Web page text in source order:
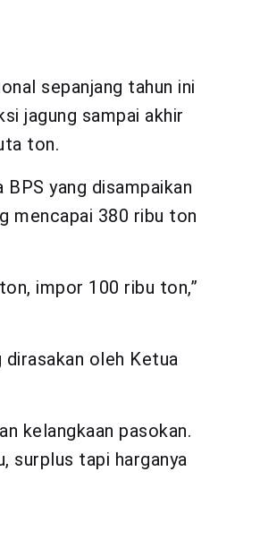
sepanjang tahun ini
jagung sampai akhir
ton.
yang disampaikan
mencapai 380 ribu ton
impor 100 ribu ton,”
dirasakan oleh Ketua
kelangkaan pasokan.
surplus tapi harganya